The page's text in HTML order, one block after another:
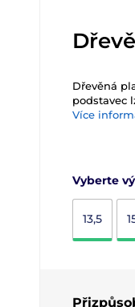
Dřevěná
podstavec
Více
Vyberte
13,5